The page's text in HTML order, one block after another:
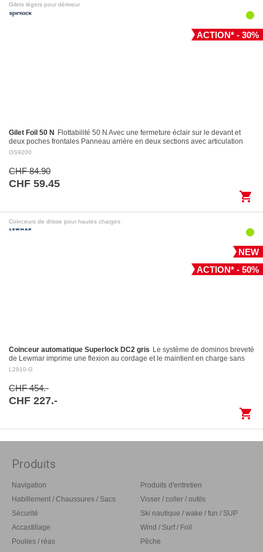
Gilets légers pour dériveur
ACTION* - 30%
Gilet Foil 50 N
Flottabilité 50 N Avec une fermeture éclair sur le devant et
deux poches frontales Panneau arrière en deux sections avec articulation
pour des…
OS9200
CHF 84.90
CHF 59.45
shopping_cart
Coinceurs de drisse pour hautes charges
NEW
ACTION* - 50%
Coinceur automatique Superlock DC2 gris Le système de dominos breveté
de Lewmar imprime une flexion au cordage et le maintient en charge sans
l’endommager Largage contrôlé: le levier…
L2910-G
CHF 454.-
CHF 227.-
shopping_cart
Produits
Navigation
Habillement / Chaussures / Sacs
Sécurité
Accastillage
Poulies / réas
Produits d'entretien
Visser / coller / outils
Ski nautique / wake / fun / SUP
Wind / Surf / Foil
Pêche